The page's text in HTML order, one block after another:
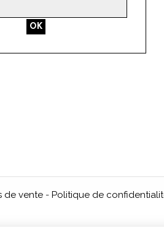
de vente Politique de